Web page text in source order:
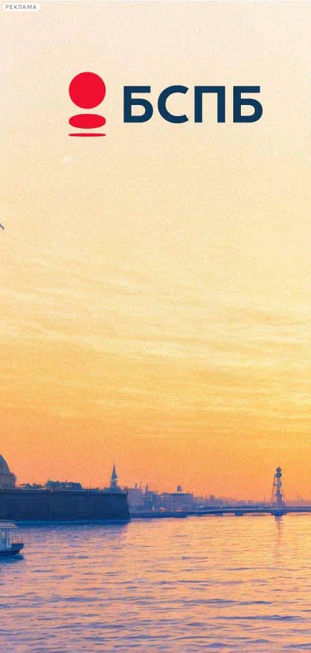
РЕКЛАМА
Сегодня:
2026.08.09
07:39
Афиша Plus
Прощание с бумагой
22 февраля 2013, пятница
Версия для печати
Все спектакли